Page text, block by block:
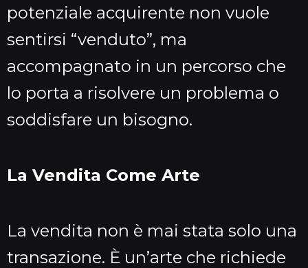
potenziale acquirente non vuole
sentirsi “venduto”, ma
accompagnato in un percorso che
lo porta a risolvere un problema o
soddisfare un bisogno.
La Vendita Come Arte
La vendita non è mai stata solo una
transazione. È un’arte che richiede